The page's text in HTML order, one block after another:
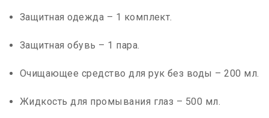
Защитная одежда – 1 комплект.
Защитная обувь – 1 пара.
Очищающее средство для рук без воды – 200 мл.
Жидкость для промывания глаз – 500 мл.